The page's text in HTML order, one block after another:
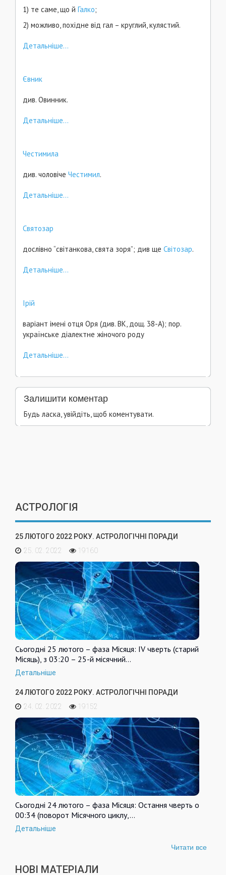
1) те саме, що й Галко;
2) можливо, похідне від гал – круглий, кулястий.
Детальніше...
Євник
див. Овинник.
Детальніше...
Честимила
див. чоловіче Честимил.
Детальніше...
Святозар
дослівно “світанкова, свята зоря”; див ще Світозар.
Детальніше...
Ірій
варіант імені отця Оря (див. ВК, дощ. 38-А); пор.
українське діалектне жіночого роду
Детальніше...
Залишити коментар
Будь ласка, увійдіть, щоб коментувати.
АСТРОЛОГІЯ
25 ЛЮТОГО 2022 РОКУ. АСТРОЛОГІЧНІ ПОРАДИ
25. 02. 2022
19160
Сьогодні 25 лютого – фаза Місяця: IV чверть (старий
Місяць), з 03:20 – 25-й місячний…
Детальніше
24 ЛЮТОГО 2022 РОКУ. АСТРОЛОГІЧНІ ПОРАДИ
24. 02. 2022
19152
Сьогодні 24 лютого – фаза Місяця: Остання чверть о
00:34 (поворот Місячного циклу,…
Детальніше
Читати все
НОВІ МАТЕРІАЛИ